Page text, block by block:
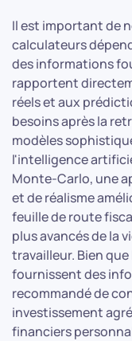
Il est important de
calculateurs
des informations
rapportent
réels et aux
besoins après la
modèles
l'intelligence
Monte-Carlo, une
et de réalisme
feuille de route
plus avancés de la
travailleur. Bien
fournissent des
recommandé de
investissement
financiers